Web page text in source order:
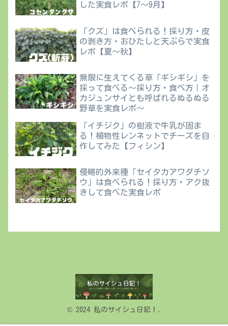
した実食レポ【7〜9月】
「クズ」は食べられる！採り方・皮
の剥き方・おひたしと天ぷらで実食
レポ【夏〜秋】
無限に生えてくる草「ギシギシ」を
採って食べる〜採り方・食べ方｜オ
カジュンサイとも呼ばれるぬるぬる
野草を実食レポ〜
「イチジク」の樹液で牛乳が固ま
る！植物性レンネットでチーズを自
作してみた【フィシン】
侵略的外来種「セイタカアワダチソ
ウ」は食べられる！採り方・アク抜
きして食べた実食レポ
© 2024 私のサイシュ日記！.